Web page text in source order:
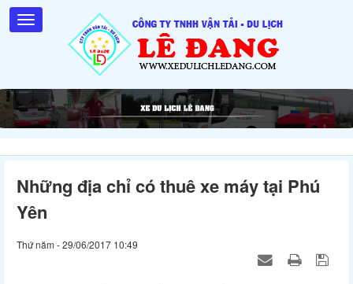
Những địa chỉ có thuê xe máy tại Phú
Yên
Thứ năm - 29/06/2017 10:49